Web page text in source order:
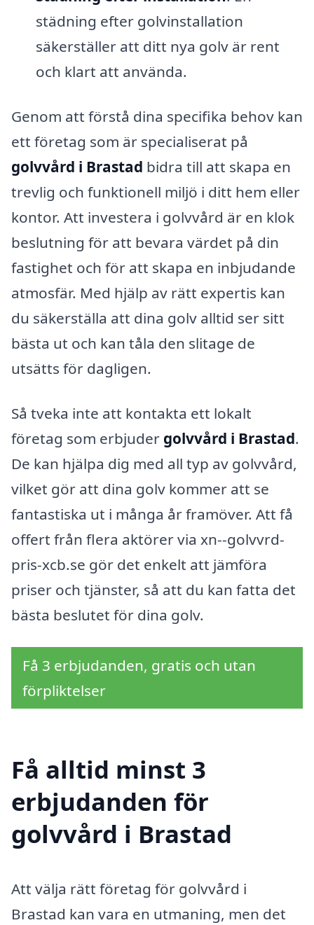
städning efter golvinstallation
säkerställer att ditt nya golv är rent
och klart att använda.
Genom att förstå dina specifika behov kan
ett företag som är specialiserat på
golvvård i Brastad bidra till att skapa en
trevlig och funktionell miljö i ditt hem eller
kontor. Att investera i golvvård är en klok
beslutning för att bevara värdet på din
fastighet och för att skapa en inbjudande
atmosfär. Med hjälp av rätt expertis kan
du säkerställa att dina golv alltid ser sitt
bästa ut och kan tåla den slitage de
utsätts för dagligen.
Så tveka inte att kontakta ett lokalt
företag som erbjuder golvvård i Brastad.
De kan hjälpa dig med all typ av golvvård,
vilket gör att dina golv kommer att se
fantastiska ut i många år framöver. Att få
offert från flera aktörer via xn--golvvrd-
pris-xcb.se gör det enkelt att jämföra
priser och tjänster, så att du kan fatta det
bästa beslutet för dina golv.
Få 3 erbjudanden, gratis och utan
förpliktelser
Få alltid minst 3
erbjudanden för
golvvård i Brastad
Att välja rätt företag för golvvård i
Brastad kan vara en utmaning, men det